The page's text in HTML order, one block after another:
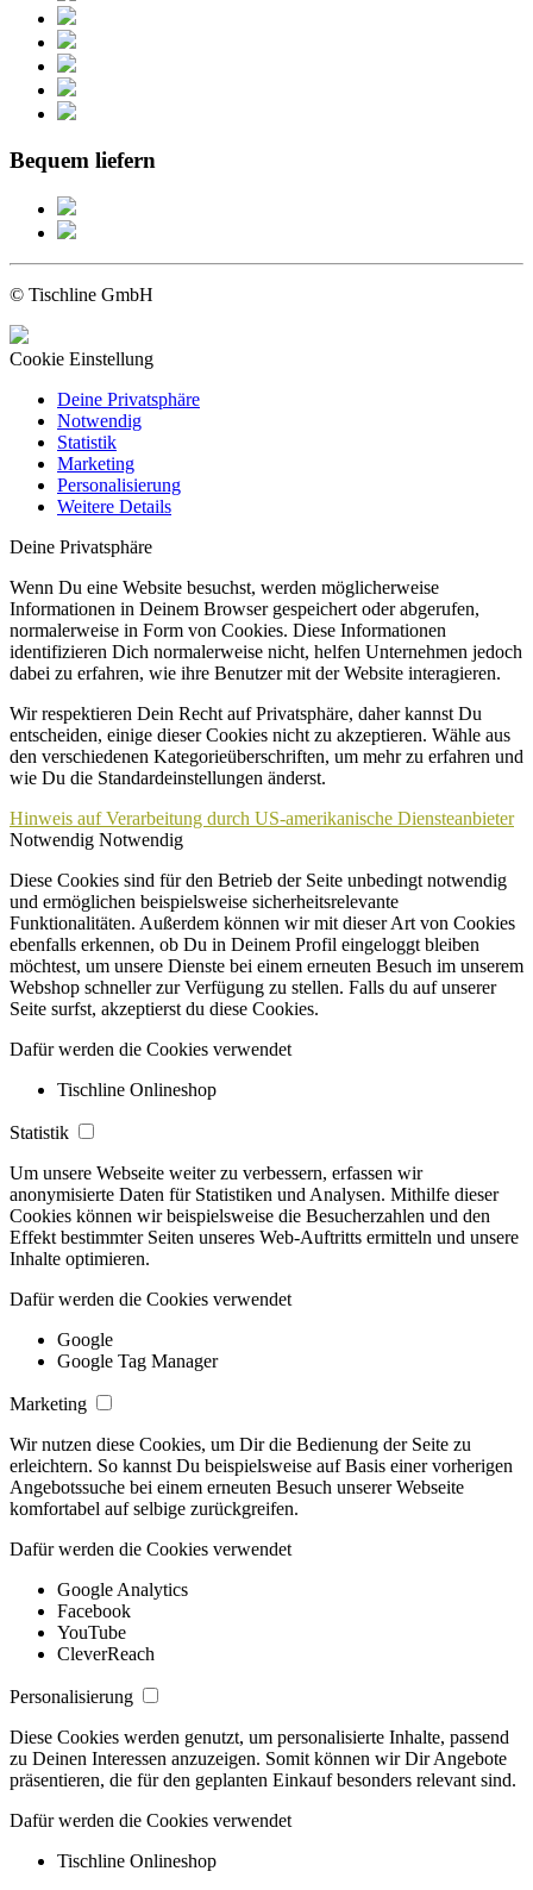
Bequem liefern
© Tischline GmbH
Cookie Einstellung
Deine Privatsphäre
Notwendig
Statistik
Marketing
Personalisierung
Weitere Details
Deine Privatsphäre
Wenn Du eine Website besuchst, werden möglicherweise
Informationen in Deinem Browser gespeichert oder abgerufen,
normalerweise in Form von Cookies. Diese Informationen
identifizieren Dich normalerweise nicht, helfen Unternehmen jedoch
dabei zu erfahren, wie ihre Benutzer mit der Website interagieren.
Wir respektieren Dein Recht auf Privatsphäre, daher kannst Du
entscheiden, einige dieser Cookies nicht zu akzeptieren. Wähle aus
den verschiedenen Kategorieüberschriften, um mehr zu erfahren und
wie Du die Standardeinstellungen änderst.
Hinweis auf Verarbeitung durch US-amerikanische Diensteanbieter
Notwendig Notwendig
Diese Cookies sind für den Betrieb der Seite unbedingt notwendig
und ermöglichen beispielsweise sicherheitsrelevante
Funktionalitäten. Außerdem können wir mit dieser Art von Cookies
ebenfalls erkennen, ob Du in Deinem Profil eingeloggt bleiben
möchtest, um unsere Dienste bei einem erneuten Besuch im unserem
Webshop schneller zur Verfügung zu stellen. Falls du auf unserer
Seite surfst, akzeptierst du diese Cookies.
Dafür werden die Cookies verwendet
Tischline Onlineshop
Statistik
Um unsere Webseite weiter zu verbessern, erfassen wir
anonymisierte Daten für Statistiken und Analysen. Mithilfe dieser
Cookies können wir beispielsweise die Besucherzahlen und den
Effekt bestimmter Seiten unseres Web-Auftritts ermitteln und unsere
Inhalte optimieren.
Dafür werden die Cookies verwendet
Google
Google Tag Manager
Marketing
Wir nutzen diese Cookies, um Dir die Bedienung der Seite zu
erleichtern. So kannst Du beispielsweise auf Basis einer vorherigen
Angebotssuche bei einem erneuten Besuch unserer Webseite
komfortabel auf selbige zurückgreifen.
Dafür werden die Cookies verwendet
Google Analytics
Facebook
YouTube
CleverReach
Personalisierung
Diese Cookies werden genutzt, um personalisierte Inhalte, passend
zu Deinen Interessen anzuzeigen. Somit können wir Dir Angebote
präsentieren, die für den geplanten Einkauf besonders relevant sind.
Dafür werden die Cookies verwendet
Tischline Onlineshop